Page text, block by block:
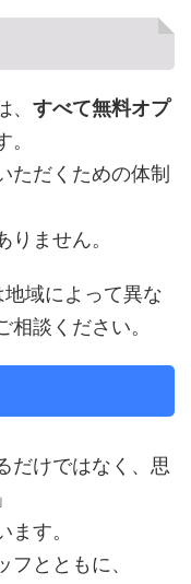
すべて無料オプ
ただくための体制
ません。
域によって異な
談ください。
だけではなく、思
す。
とともに、